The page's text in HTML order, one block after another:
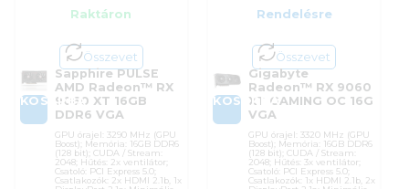
209
990 Ft.
Raktáron
Összevet
KOSÁRBA
Sapphire PULSE
AMD Radeon™ RX
9060 XT 16GB
DDR6 VGA
GPU órajel: 3290 MHz (GPU
Boost); Memória: 16GB DDR6
(128 bit); CUDA / Stream:
2048; Hűtés: 2x ventilátor;
Csatoló: PCI Express 5.0;
Csatlakozók: 2x HDMI 2.1b, 1x
Rendelésre
Összevet
KOSÁRBA
Gigabyte
Radeon™ RX 9060
XT GAMING OC 16G
VGA
GPU órajel: 3320 MHz (GPU
Boost); Memória: 16GB DDR6
(128 bit); CUDA / Stream:
2048; Hűtés: 3x ventilátor;
Csatoló: PCI Express 5.0;
Csatlakozók: 1x HDMI 2.1b, 2x